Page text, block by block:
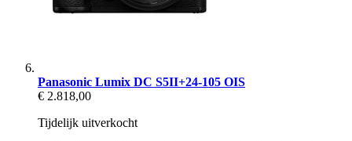
Panasonic Lumix DC S5II+24-105 OIS
€ 2.818,00
Tijdelijk uitverkocht